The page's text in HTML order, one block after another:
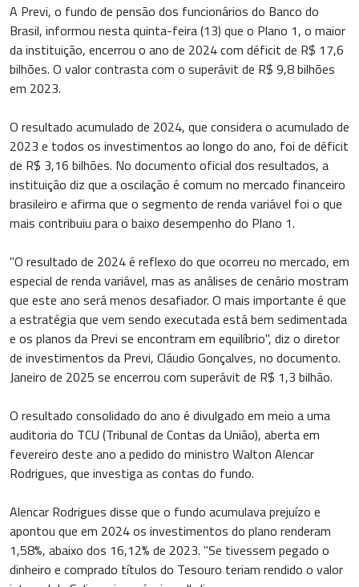
A Previ, o fundo de pensão dos funcionários do Banco do
Brasil, informou nesta quinta-feira (13) que o Plano 1, o maior
da instituição, encerrou o ano de 2024 com déficit de R$ 17,6
bilhões. O valor contrasta com o superávit de R$ 9,8 bilhões
em 2023.
O resultado acumulado de 2024, que considera o acumulado de
2023 e todos os investimentos ao longo do ano, foi de déficit
de R$ 3,16 bilhões. No documento oficial dos resultados, a
instituição diz que a oscilação é comum no mercado financeiro
brasileiro e afirma que o segmento de renda variável foi o que
mais contribuiu para o baixo desempenho do Plano 1.
"O resultado de 2024 é reflexo do que ocorreu no mercado, em
especial de renda variável, mas as análises de cenário mostram
que este ano será menos desafiador. O mais importante é que
a estratégia que vem sendo executada está bem sedimentada
e os planos da Previ se encontram em equilíbrio", diz o diretor
de investimentos da Previ, Cláudio Gonçalves, no documento.
Janeiro de 2025 se encerrou com superávit de R$ 1,3 bilhão.
O resultado consolidado do ano é divulgado em meio a uma
auditoria do TCU (Tribunal de Contas da União), aberta em
fevereiro deste ano a pedido do ministro Walton Alencar
Rodrigues, que investiga as contas do fundo.
Alencar Rodrigues disse que o fundo acumulava prejuízo e
apontou que em 2024 os investimentos do plano renderam
1,58%, abaixo dos 16,12% de 2023. "Se tivessem pegado o
dinheiro e comprado títulos do Tesouro teriam rendido o valor